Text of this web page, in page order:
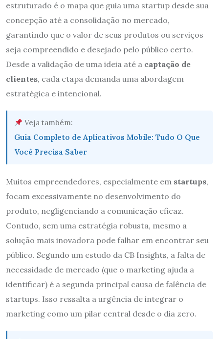
estruturado é o mapa que guia uma startup desde sua
concepção até a consolidação no mercado,
garantindo que o valor de seus produtos ou serviços
seja compreendido e desejado pelo público certo.
Desde a validação de uma ideia até a captação de
clientes, cada etapa demanda uma abordagem
estratégica e intencional.
Veja também:
Guia Completo de Aplicativos Mobile: Tudo O Que
Você Precisa Saber
Muitos empreendedores, especialmente em startups,
focam excessivamente no desenvolvimento do
produto, negligenciando a comunicação eficaz.
Contudo, sem uma estratégia robusta, mesmo a
solução mais inovadora pode falhar em encontrar seu
público. Segundo um estudo da CB Insights, a falta de
necessidade de mercado (que o marketing ajuda a
identificar) é a segunda principal causa de falência de
startups. Isso ressalta a urgência de integrar o
marketing como um pilar central desde o dia zero.